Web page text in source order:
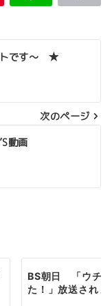
です〜 ★
次のページ
動画
BS朝日 「ウチ“
た！」放送されま